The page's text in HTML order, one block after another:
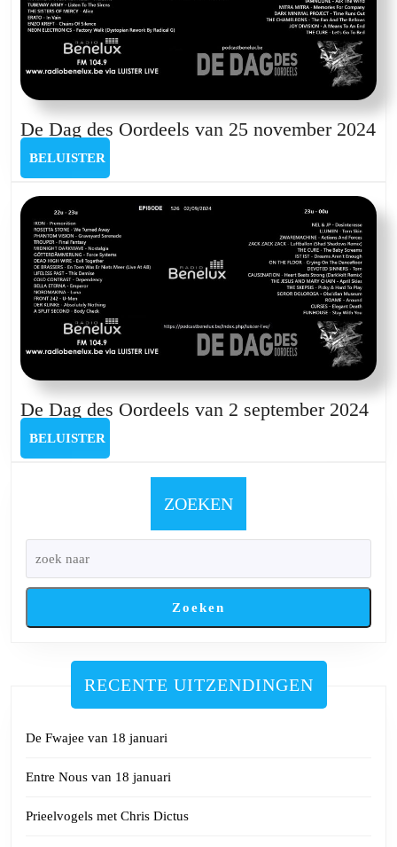
De Dag des Oordeels van 25 november 2024De
BELUISTER
De Dag des Oordeels van 2 september 2024De
BELUISTER
ZOEKEN
Zoeken
RECENTE UITZENDINGEN
De Fwajee van 18 januari
Entre Nous van 18 januari
Prieelvogels met Chris Dictus